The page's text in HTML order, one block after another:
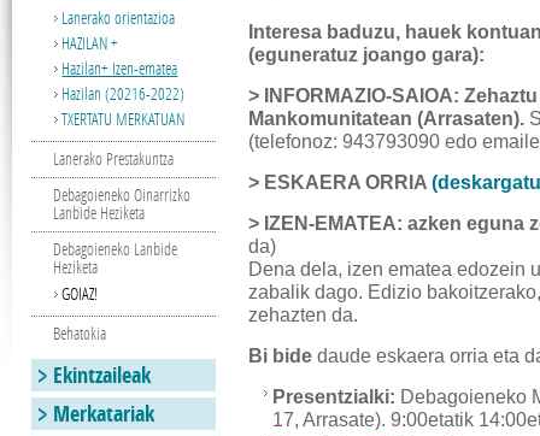
Interesa baduzu, hauek
(eguneratuz joango gara):
> INFORMAZIO-SAIOA:
Mankomunitatean (Arrasaten).
(telefonoz: 943793090 edo
> ESKAERA ORRIA
> IZEN-EMATEA: azken eguna
da)
Dena dela, izen ematea edozein
zabalik dago. Edizio
zehazten da.
Bi bide daude eskaera orria eta
Presentzialki: Debagoieneko
17, Arrasate). 9:00etatik
Lanerako orientazioa
HAZILAN +
Hazilan+ Izen-ematea
Hazilan (20216-2022)
TXERTATU MERKATUAN
Lanerako Prestakuntza
Debagoieneko Oinarrizko
Lanbide Heziketa
Debagoieneko Lanbide
Heziketa
GOIAZ!
Behatokia
Ekintzaileak
Merkatariak